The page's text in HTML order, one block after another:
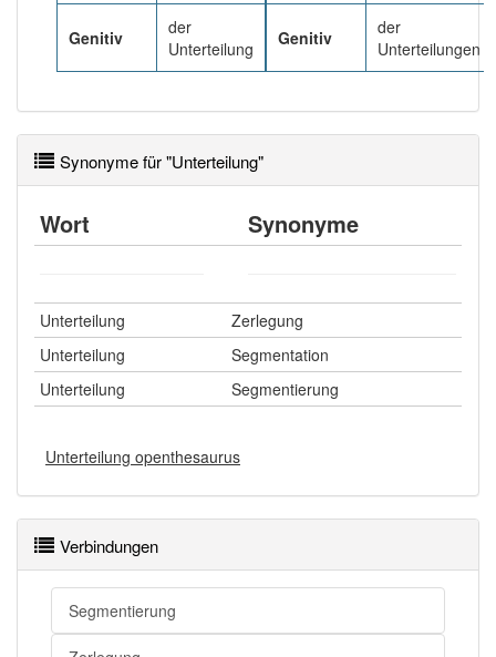
Genitiv
der
Unterteilung
Genitiv
der
Unterteilungen
Synonyme für "Unterteilung"
Wort Synonyme
Unterteilung
Zerlegung
Unterteilung
Segmentation
Unterteilung
Segmentierung
Unterteilung openthesaurus
Verbindungen
Segmentierung